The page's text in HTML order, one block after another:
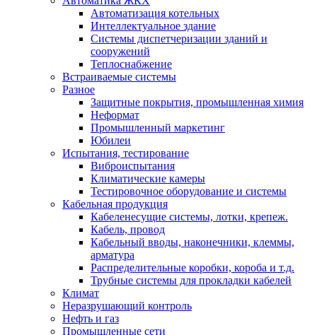
Автоматизация котельных
Интеллектуальное здание
Системы диспетчеризации зданий и
сооружений
Теплоснабжение
Встраиваемые системы
Разное
Защитные покрытия, промышленная химия
Неформат
Промышленный маркетинг
Юбилеи
Испытания, тестирование
Виброиспытания
Климатические камеры
Тестировочное оборудование и системы
Кабельная продукция
Кабеленесущие системы, лотки, крепеж.
Кабель, провод
Кабельный вводы, наконечники, клеммы,
арматура
Распределительные коробки, короба и т.д.
Трубные системы для прокладки кабелей
Климат
Неразрушающий контроль
Нефть и газ
Промышленные сети